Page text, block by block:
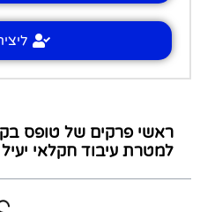
ראשי פרקים של טופס
למטרת עיבוד חקלאי